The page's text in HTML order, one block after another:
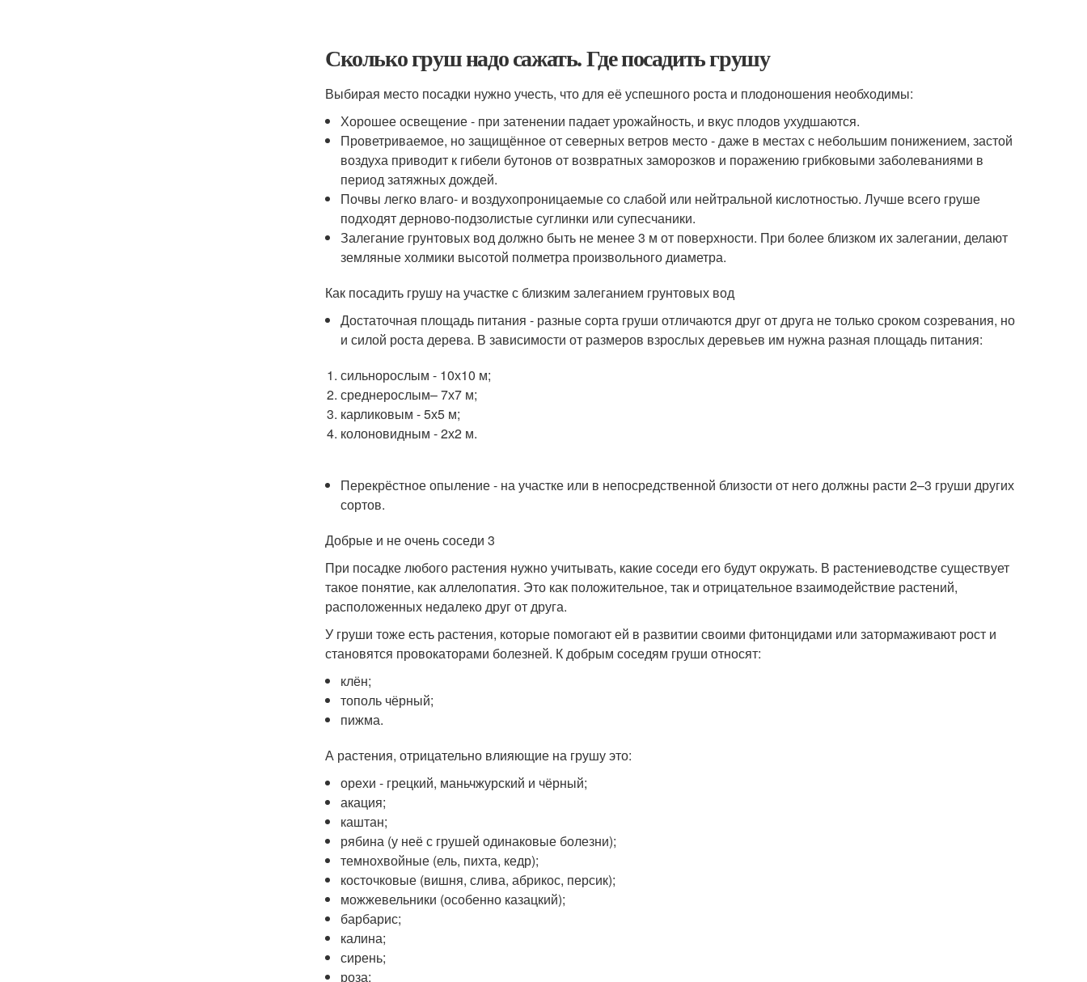
Сколько груш надо сажать. Где посадить грушу
Выбирая место посадки нужно учесть, что для её успешного роста и плодоношения необходимы:
Хорошее освещение - при затенении падает урожайность, и вкус плодов ухудшаются.
Проветриваемое, но защищённое от северных ветров место - даже в местах с небольшим понижением, застой
воздуха приводит к гибели бутонов от возвратных заморозков и поражению грибковыми заболеваниями в
период затяжных дождей.
Почвы легко влаго- и воздухопроницаемые со слабой или нейтральной кислотностью. Лучше всего груше
подходят дерново-подзолистые суглинки или супесчаники.
Залегание грунтовых вод должно быть не менее 3 м от поверхности. При более близком их залегании, делают
земляные холмики высотой полметра произвольного диаметра.
Как посадить грушу на участке с близким залеганием грунтовых вод
Достаточная площадь питания - разные сорта груши отличаются друг от друга не только сроком созревания, но
и силой роста дерева. В зависимости от размеров взрослых деревьев им нужна разная площадь питания:
сильнорослым - 10х10 м;
среднерослым– 7х7 м;
карликовым - 5х5 м;
колоновидным - 2х2 м.
Перекрёстное опыление - на участке или в непосредственной близости от него должны расти 2–3 груши других
сортов.
Добрые и не очень соседи 3
При посадке любого растения нужно учитывать, какие соседи его будут окружать. В растениеводстве существует
такое понятие, как аллелопатия. Это как положительное, так и отрицательное взаимодействие растений,
расположенных недалеко друг от друга.
У груши тоже есть растения, которые помогают ей в развитии своими фитонцидами или затормаживают рост и
становятся провокаторами болезней. К добрым соседям груши относят:
клён;
тополь чёрный;
пижма.
А растения, отрицательно влияющие на грушу это:
орехи - грецкий, маньчжурский и чёрный;
акация;
каштан;
рябина (у неё с грушей одинаковые болезни);
темнохвойные (ель, пихта, кедр);
косточковые (вишня, слива, абрикос, персик);
можжевельники (особенно казацкий);
барбарис;
калина;
сирень;
роза;